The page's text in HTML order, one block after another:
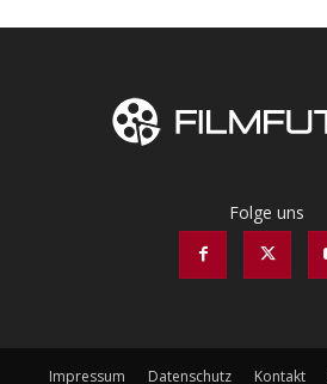
Folge uns
Impressum Datenschutz Kontakt